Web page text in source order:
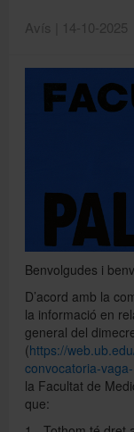
Avís | 14-10-2025
Benvolgudes i
D’acord amb la
la informació en
general del
(https://
convocatoria-
la Facultat de
que: